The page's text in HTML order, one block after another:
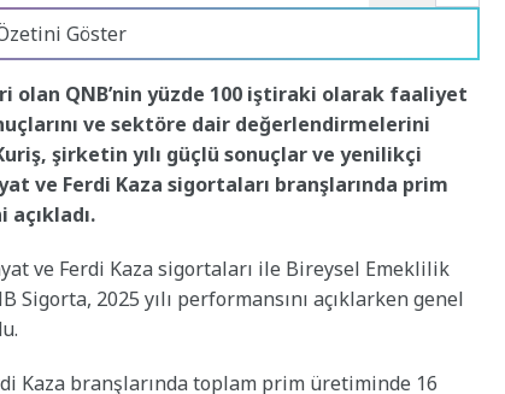
Göster
olan QNB’nin yüzde 100 iştiraki olarak faaliyet
ve sektöre dair değerlendirmelerini
şirketin yılı güçlü sonuçlar ve yenilikçi
ve Ferdi Kaza sigortaları branşlarında prim
ve Ferdi Kaza sigortaları ile Bireysel Emeklilik
2025 yılı performansını açıklarken genel
Kaza branşlarında toplam prim üretiminde 16